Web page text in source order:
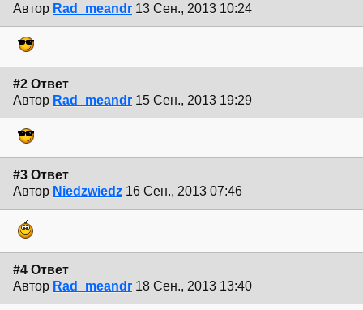
Автор Rad_meandr 13 Сен., 2013 10:24
#2 Ответ
Автор Rad_meandr 15 Сен., 2013 19:29
#3 Ответ
Автор Niedzwiedz 16 Сен., 2013 07:46
#4 Ответ
Автор Rad_meandr 18 Сен., 2013 13:40